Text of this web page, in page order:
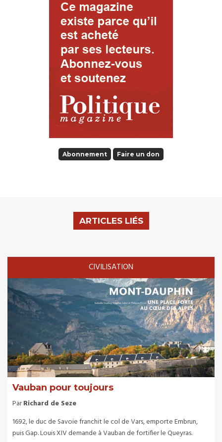
Abonnement Faire un don
ARTICLES LIÉS
CIVILISATION
Vauban pour toujours
ParRichard de Seze
1692, le duc de Savoie franchit le col de Vars, emporte Embrun,
puis Gap. Louis XIV demande à Vauban de fortifier le Queyras.